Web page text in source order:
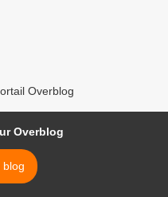
Overblog
Overblog
blog